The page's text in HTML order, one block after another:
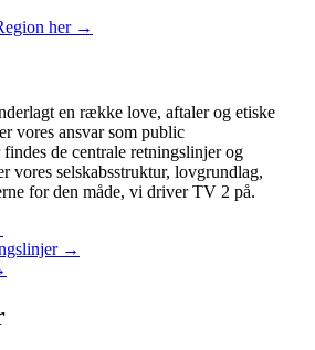
her →
en række love, aftaler og etiske
vores ansvar som public
de centrale retningslinjer og
vores selskabsstruktur, lovgrundlag,
for den måde, vi driver TV 2 på.
→